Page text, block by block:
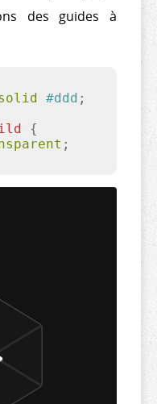
des guides à
#ddd
{